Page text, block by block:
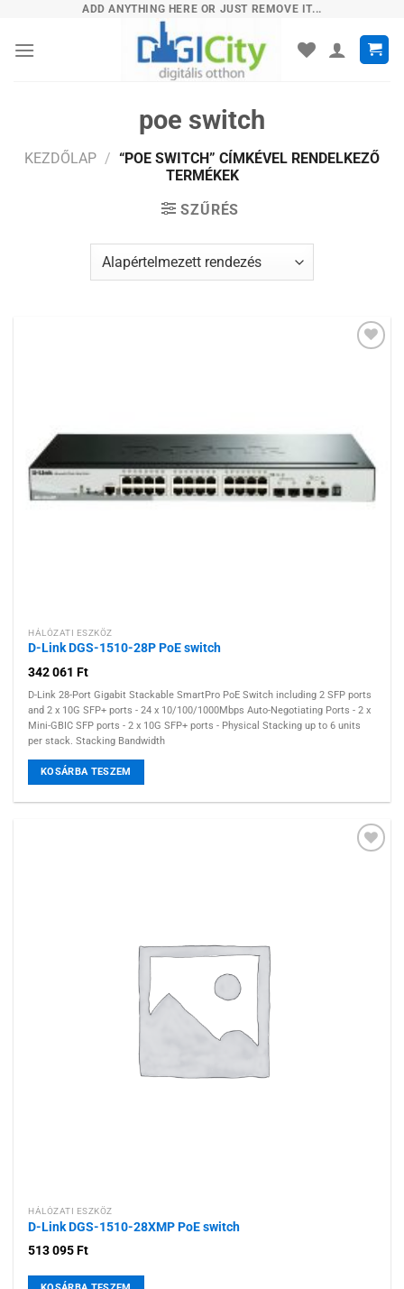
content
ADD ANYTHING HERE OR JUST REMOVE IT...
poe switch
KEZDŐLAP / “POE SWITCH” CÍMKÉVEL RENDELKEZŐ
TERMÉKEK
SZŰRÉS
HÁLÓZATI ESZKÖZ
D-Link DGS-1510-28P PoE switch
342 061Ft
D-Link 28-Port Gigabit Stackable SmartPro PoE Switch including 2 SFP ports
and 2 x 10G SFP+ ports - 24 x 10/100/1000Mbps Auto-Negotiating Ports - 2 x
Mini-GBIC SFP ports - 2 x 10G SFP+ ports - Physical Stacking up to 6 units
per stack. Stacking Bandwidth
KOSÁRBA TESZEM
HÁLÓZATI ESZKÖZ
D-Link DGS-1510-28XMP PoE switch
513 095Ft